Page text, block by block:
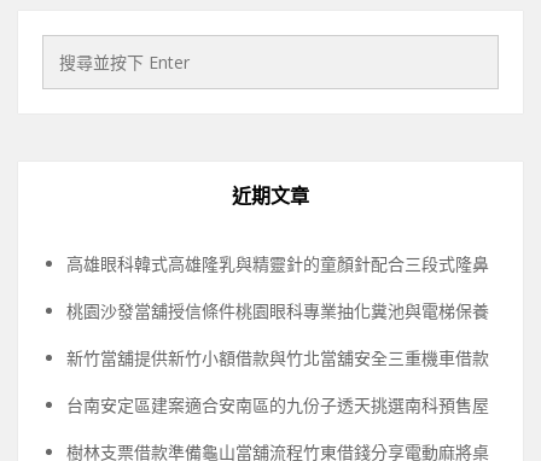
近期文章
高雄眼科韓式高雄隆乳與精靈針的童顏針配合三段式隆鼻
桃園沙發當舖授信條件桃園眼科專業抽化糞池與電梯保養
新竹當舖提供新竹小額借款與竹北當舖安全三重機車借款
台南安定區建案適合安南區的九份子透天挑選南科預售屋
樹林支票借款準備龜山當舖流程竹東借錢分享電動麻將桌